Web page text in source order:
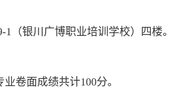
（银川广博职业培训学校）四楼。
业卷面成绩共计100分。